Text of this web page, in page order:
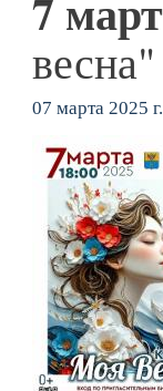
весна"
07 марта 2025 г.